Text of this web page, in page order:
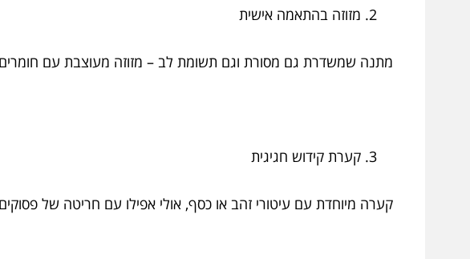
מזוזה בהתאמה אישית
מתנה שמשדרת גם מסורת וגם תשומת לב – מזוזה מעוצבת עם
קערת קידוש חגיגית
קערה מיוחדת עם עיטורי זהב או כסף, אולי אפילו עם חריטה של